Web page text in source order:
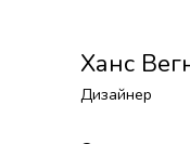
Ханс
Дизайнер